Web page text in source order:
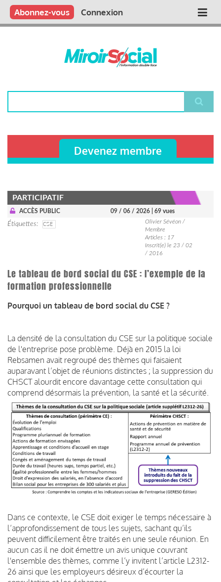
Aller
contenu
Main
Qui sommes nous ?
Vous publiez
Nous publions
Contactez-nous
Abonnez-vous Connexion
Devenez membre
PARTICIPATIF
ACCÈS PUBLIC 09 / 06 / 2026 | 69 vues
Étiquettes CSE
Olivier Sévéon /
Membre
Articles : 17
Inscrit(e) le 23 / 02
/ 2016
Le tableau de bord social du CSE : l’exemple de la
formation professionnelle
Pourquoi un tableau de bord social du CSE ?
La densité de la consultation du CSE sur la politique sociale
de l'entreprise pose problème. Déjà en 2015 la loi
Rebsamen avait regroupé des thèmes qui faisaient
auparavant l’objet de réunions distinctes ; la suppression du
CHSCT alourdit encore davantage cette consultation qui
comprend désormais la prévention, la santé et la sécurité.
Dans ce contexte, le CSE doit exiger le temps nécessaire à
l’approfondissement de tous les sujets, sachant qu’ils
peuvent difficilement être traités en une seule réunion. En
aucun cas il ne doit émettre un avis unique couvrant
l'ensemble des thèmes, comme l’y invitent l’article L2312-
26 ainsi que les employeurs désireux d’écourter la